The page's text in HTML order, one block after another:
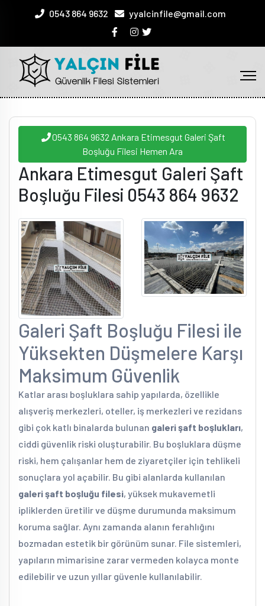
0543 864 9632 yyalcinfile@gmail.com
0543 864 9632 Ankara Etimesgut Galeri Şaft
Boşluğu Filesi Hemen Ara
Ankara Etimesgut Galeri Şaft
Boşluğu Filesi 0543 864 9632
Galeri Şaft Boşluğu Filesi ile
Yüksekten Düşmelere Karşı
Maksimum Güvenlik
Katlar arası boşluklara sahip yapılarda, özellikle
alışveriş merkezleri, oteller, iş merkezleri ve rezidans
gibi çok katlı binalarda bulunan galeri şaft boşlukları,
ciddi güvenlik riski oluşturabilir. Bu boşluklara düşme
riski, hem çalışanlar hem de ziyaretçiler için tehlikeli
sonuçlara yol açabilir. Bu gibi alanlarda kullanılan
galeri şaft boşluğu filesi, yüksek mukavemetli
ipliklerden üretilir ve düşme durumunda maksimum
koruma sağlar. Aynı zamanda alanın ferahlığını
bozmadan estetik bir görünüm sunar. File sistemleri,
yapıların mimarisine zarar vermeden kolayca monte
edilebilir ve uzun yıllar güvenle kullanılabilir.